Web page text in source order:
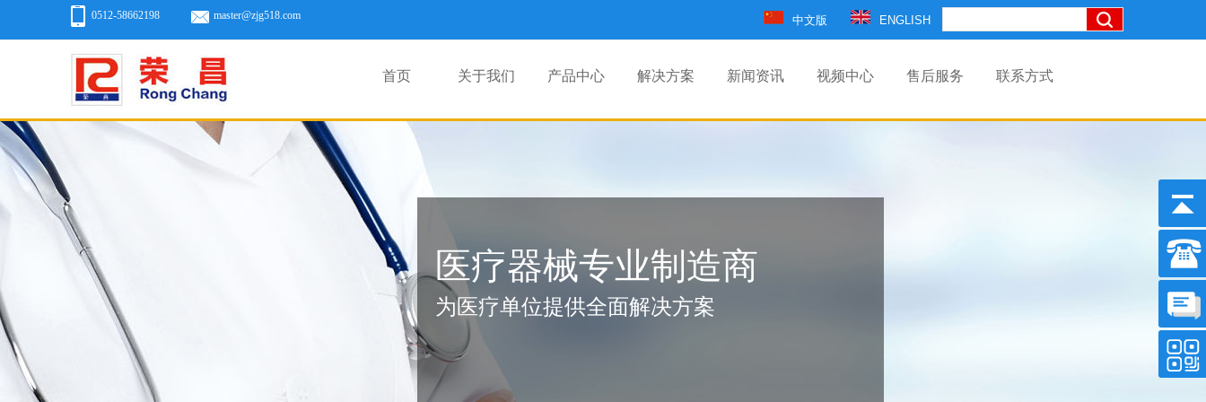
0512-58662198 master@zjg518.com 中文版 ENGLISH
首页 关于我们 产品中心 解决方案 新闻资讯 视频中心 售后服务 联系方式
医疗器械专业制造商
为医疗单位提供全面解决方案